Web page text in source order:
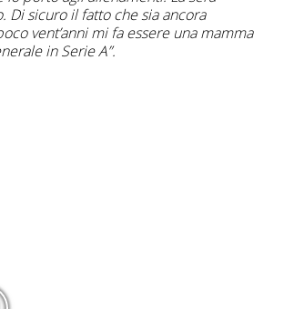
Di sicuro il fatto che sia ancora
vent’anni mi fa essere una mamma
in Serie A”.